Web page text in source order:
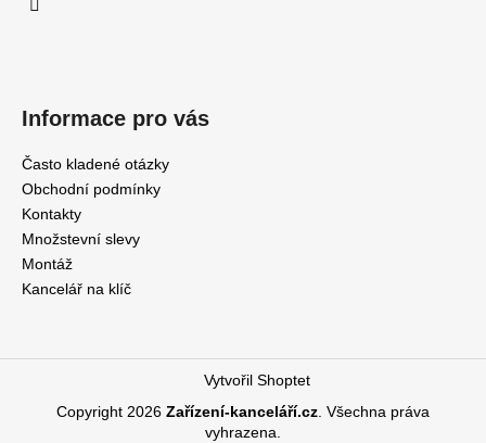
Informace pro vás
Často kladené otázky
Obchodní podmínky
Kontakty
Množstevní slevy
Montáž
Kancelář na klíč
Vytvořil Shoptet
Copyright 2026 Zařízení-kanceláří.cz. Všechna práva
vyhrazena.